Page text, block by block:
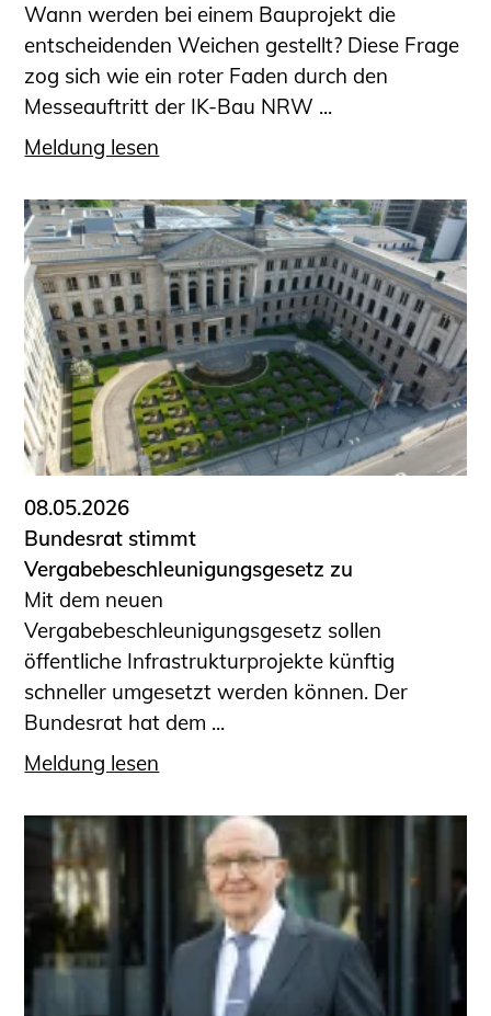
Wann werden bei einem Bauprojekt die
entscheidenden Weichen gestellt? Diese Frage
zog sich wie ein roter Faden durch den
Messeauftritt der IK-Bau NRW ...
Meldung lesen
08.05.2026
Bundesrat stimmt
Vergabebeschleunigungsgesetz zu
Mit dem neuen
Vergabebeschleunigungsgesetz sollen
öffentliche Infrastrukturprojekte künftig
schneller umgesetzt werden können. Der
Bundesrat hat dem ...
Meldung lesen